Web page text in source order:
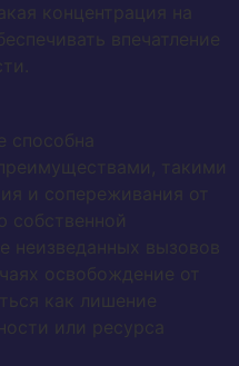
концентрация на
впечатление
способна
такими
и сопереживания от
неизведанных вызовов
освобождение от
как лишение
или ресурса